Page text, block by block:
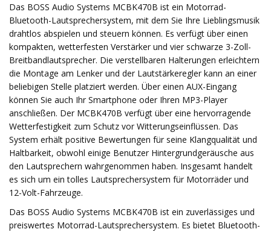
Das BOSS Audio Systems MCBK470B ist ein Motorrad-
Bluetooth-Lautsprechersystem, mit dem Sie Ihre Lieblingsmusik
drahtlos abspielen und steuern können. Es verfügt über einen
kompakten, wetterfesten Verstärker und vier schwarze 3-Zoll-
Breitbandlautsprecher. Die verstellbaren Halterungen erleichtern
die Montage am Lenker und der Lautstärkeregler kann an einer
beliebigen Stelle platziert werden. Über einen AUX-Eingang
können Sie auch Ihr Smartphone oder Ihren MP3-Player
anschließen. Der MCBK470B verfügt über eine hervorragende
Wetterfestigkeit zum Schutz vor Witterungseinflüssen. Das
System erhält positive Bewertungen für seine Klangqualität und
Haltbarkeit, obwohl einige Benutzer Hintergrundgeräusche aus
den Lautsprechern wahrgenommen haben. Insgesamt handelt
es sich um ein tolles Lautsprechersystem für Motorräder und
12-Volt-Fahrzeuge.
Das BOSS Audio Systems MCBK470B ist ein zuverlässiges und
preiswertes Motorrad-Lautsprechersystem. Es bietet Bluetooth-